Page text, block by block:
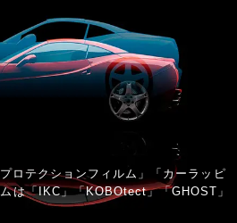
ロテクションフィルム」「カーラッピ
は「IKC」「KOBOtect」「GHOST」